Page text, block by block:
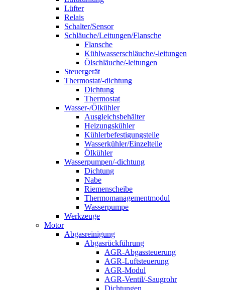
Lüfter
Relais
Schalter/Sensor
Schläuche/Leitungen/Flansche
Flansche
Kühlwasserschläuche/-leitungen
Ölschläuche/-leitungen
Steuergerät
Thermostat/-dichtung
Dichtung
Thermostat
Wasser-/Ölkühler
Ausgleichsbehälter
Heizungskühler
Kühlerbefestigungsteile
Wasserkühler/Einzelteile
Ölkühler
Wasserpumpen/-dichtung
Dichtung
Nabe
Riemenscheibe
Thermomanagementmodul
Wasserpumpe
Werkzeuge
Motor
Abgasreinigung
Abgasrückführung
AGR-Abgassteuerung
AGR-Luftsteuerung
AGR-Modul
AGR-Ventil/-Saugrohr
Dichtungen